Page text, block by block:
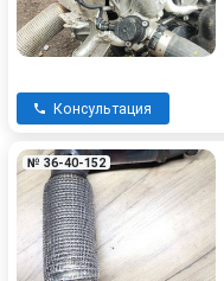
Консультация
№ 36-40-152